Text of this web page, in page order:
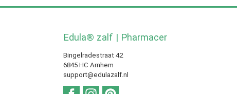
Edula® zalf | Pharmacer
Bingelradestraat 42
6845 HC Arnhem
support@edulazalf.nl